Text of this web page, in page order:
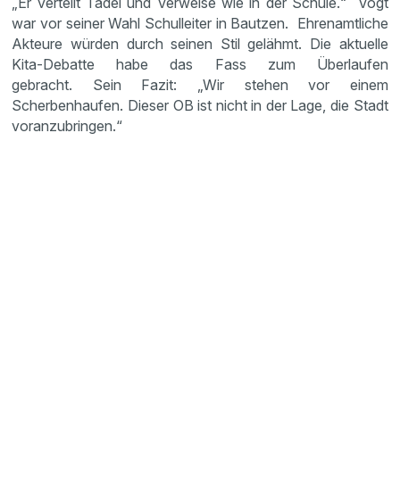
war vor seiner Wahl Schulleiter in Bautzen. Ehrenamtliche
Akteure würden durch seinen Stil gelähmt. Die aktuelle
Kita-Debatte habe das Fass zum Überlaufen
gebracht. Sein Fazit: „Wir stehen vor einem
Scherbenhaufen. Dieser OB ist nicht in der Lage, die Stadt
voranzubringen.“